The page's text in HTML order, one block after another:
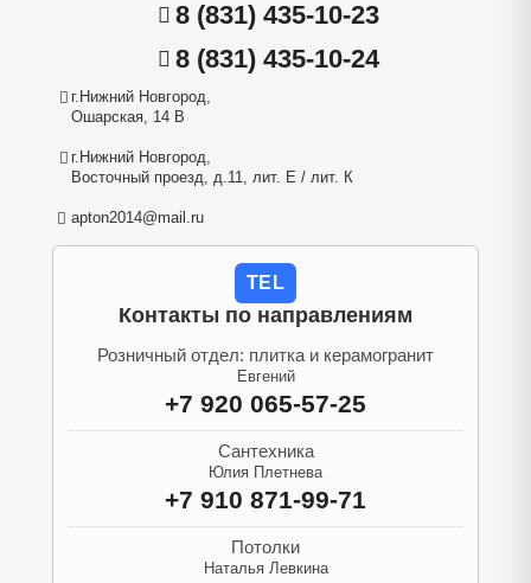
8 (831) 435-10-23
8 (831) 435-10-24
г.Нижний Новгород,
Ошарская, 14 В
г.Нижний Новгород,
Восточный проезд, д.11, лит. Е / лит. К
apton2014@mail.ru
TEL
Контакты по направлениям
Розничный отдел: плитка и керамогранит
Евгений
+7 920 065-57-25
Сантехника
Юлия Плетнева
+7 910 871-99-71
Потолки
Наталья Левкина